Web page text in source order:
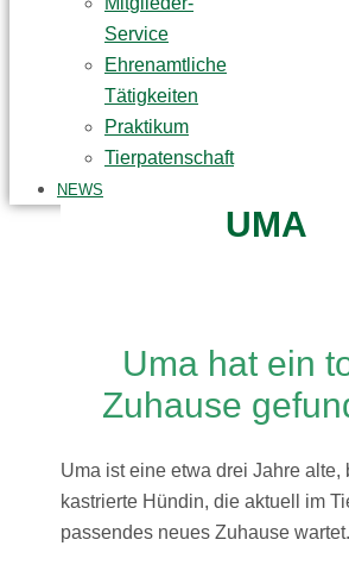
Service
Ehrenamtliche
Tätigkeiten
Praktikum
Tierpatenschaft
NEWS
UMA
Uma hat ein
Zuhause
Uma ist eine etwa drei Jahre alte,
kastrierte Hündin, die aktuell im
passendes neues Zuhause wartet.